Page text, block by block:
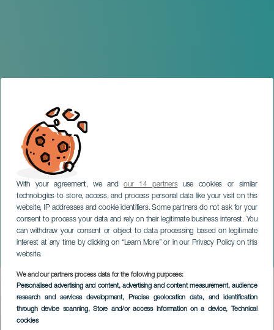
With your agreement, we andour 14 partnersuse cookies or similar
technologies to store, access, and process personal data like your visit on this
website, IP addresses and cookie identifiers. Some partners do not ask for your
consent to process your data and rely on their legitimate business interest. You
can withdraw your consent or object to data processing based on legitimate
interest at any time by clicking on “Learn More” or in our Privacy Policy on this
website.
We and our partners process data for the following purposes:
Personalised advertising and content, advertising and content measurement, audience
research and services development, Precise geolocation data, and identification
through device scanning, Store and/or access information on a device, Technical
cookies
Hogueras de San Juan
LA GRACIOSA
Imagen
Listado